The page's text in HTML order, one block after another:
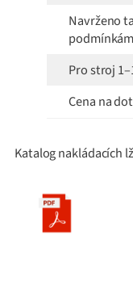
Navrženo
podmínkám
Pro stroj
Cena na
Katalog nakládacích